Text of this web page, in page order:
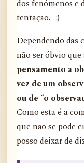
dos fenómenos e
tentação. -:)
Dependendo das
não ser óbvio que
pensamento a
vez de um
ou de “o
Como esta é a
que não se pode
posso deixar de